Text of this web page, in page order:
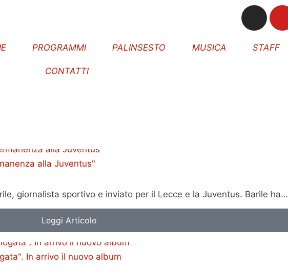
PROGRAMMI PALINSESTO MUSICA STAFF
CONTATTI
alla Juventus"
giornalista sportivo e inviato per il Lecce e la Juventus. Barile ha…
Leggi Articolo
In arrivo il nuovo album